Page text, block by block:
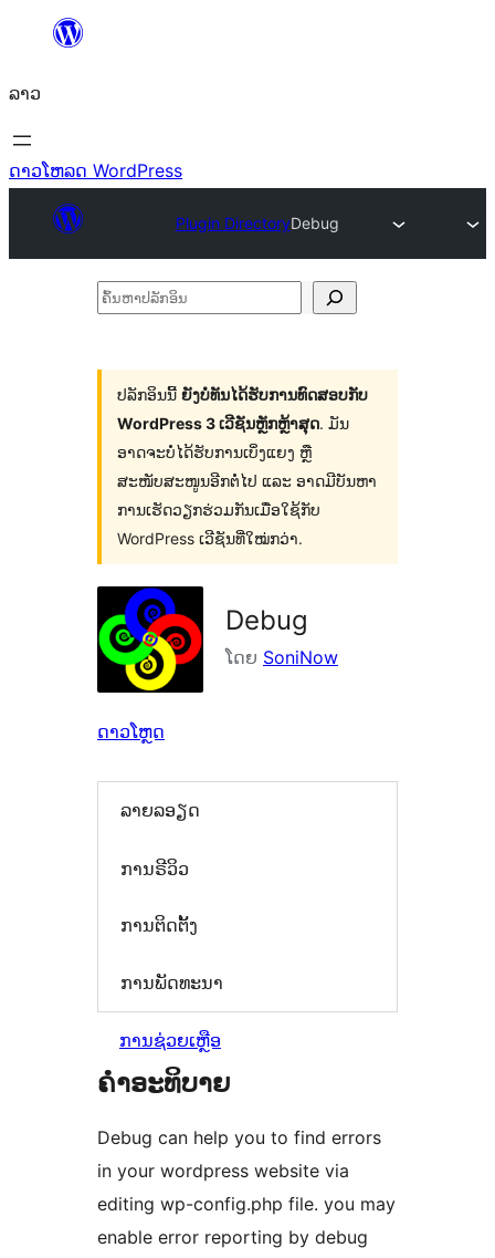
ທີ່
ເນື້ອຫາ
ລາວ
ດາວໂຫລດ WordPress
Plugin DirectoryDebug
ຄົ້ນ
ລັກ
ອິນ
ປລັກອິນນີ້ ຍັງບໍ່ທັນໄດ້ຮັບການທົດສອບກັບ
WordPress 3 ເວີຊັນຫຼັກຫຼ້າສຸດ. ມັນ
ອາດຈະບໍ່ໄດ້ຮັບການເບິ່ງແຍງ ຫຼື
ສະໜັບສະໜູນອີກຕໍ່ໄປ ແລະ ອາດມີບັນຫາ
ການເຮັດວຽກຮ່ວມກັນເມື່ອໃຊ້ກັບ
WordPress ເວີຊັນທີ່ໃໝ່ກວ່າ.
Debug
ໂດຍ SoniNow
ດາວໂຫຼດ
ລາຍລອຽດ
ການຣີວິວ
ການຕິດຕັ້ງ
ການພັດທະນາ
ການຊ່ວຍເຫຼືອ
ຄຳອະທິບາຍ
Debug can help you to find errors
in your wordpress website via
editing wp-config.php file. you may
enable error reporting by debug